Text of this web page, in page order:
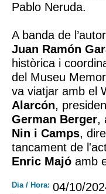
Pablo Neruda.
A banda de l’autor
Juan Ramón
històrica i
del Museu
va viatjar amb el
Alarcón,
German Berger,
Nin i Camps,
tancament de
Enric Majó amb
Dia / Hora: 04/10/